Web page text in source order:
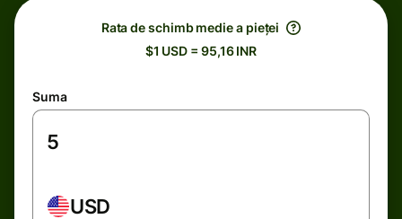
Rata de schimb medie a pieței
$1 USD = 95,16 INR
Suma
USD